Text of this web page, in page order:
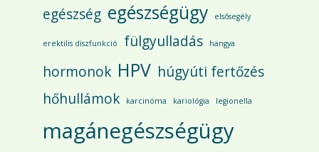
egészség egészségügy elsősegély
erektilis diszfunkció fülgyulladás hangya
hormonok HPV húgyúti fertőzés
hőhullámok
karcinóma kariológia legionella
magánegészségügy